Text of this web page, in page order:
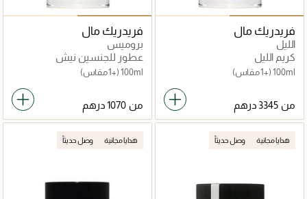
فريدريك مال
الليل
كريم الليل
100ml (+1 مقاس)
من
فريدريك مال
بروميس
عطور للجنسين نيش
100ml (+1 مقاس)
من
هدايا مجانية وصل حديثاً هدايا مجانية وصل حديثاً